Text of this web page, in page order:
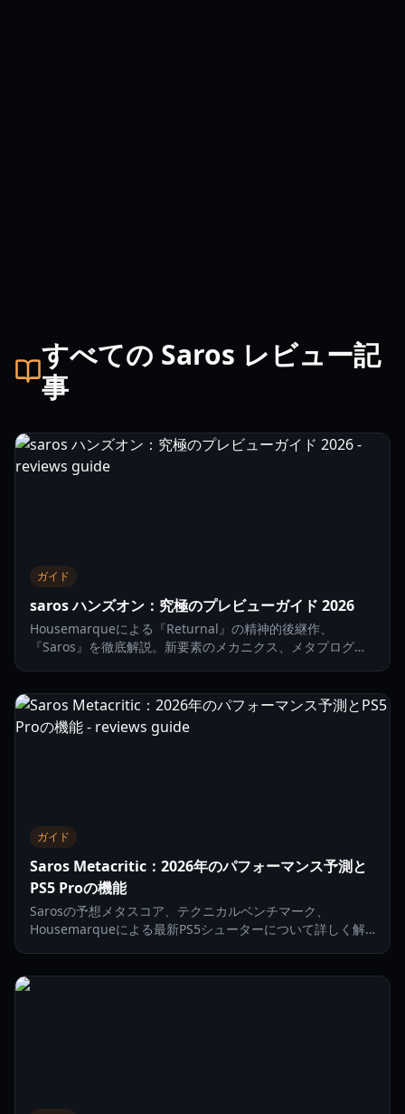
すべての Saros レビュー記
事
ガイド
saros ハンズオン：究極のプレビューガイド 2026
Housemarqueによる『Returnal』の精神的後継作、
『Saros』を徹底解説。新要素のメカニクス、メタプログレ
ガイド
Saros Metacritic：2026年のパフォーマンス予測と
PS5 Proの機能
Sarosの予想メタスコア、テクニカルベンチマーク、
Housemarqueによる最新PS5シューターについて詳しく解